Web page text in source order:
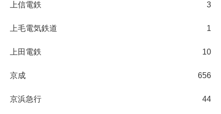
上信電鉄 3
上毛電気鉄道 1
上田電鉄 10
京成 656
京浜急行 44